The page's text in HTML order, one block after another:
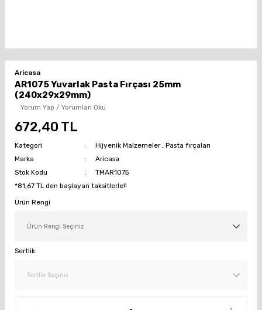
Aricasa
AR1075 Yuvarlak Pasta Fırçası 25mm
(240x29x29mm)
Yorum Yap / Yorumları Oku
672,40 TL
Kategori Hijyenik Malzemeler ,Pasta fırçaları
Marka
Aricasa
Stok Kodu
TMAR1075
*81,67 TL den başlayan taksitlerle!!
Ürün Rengi
Sertlik